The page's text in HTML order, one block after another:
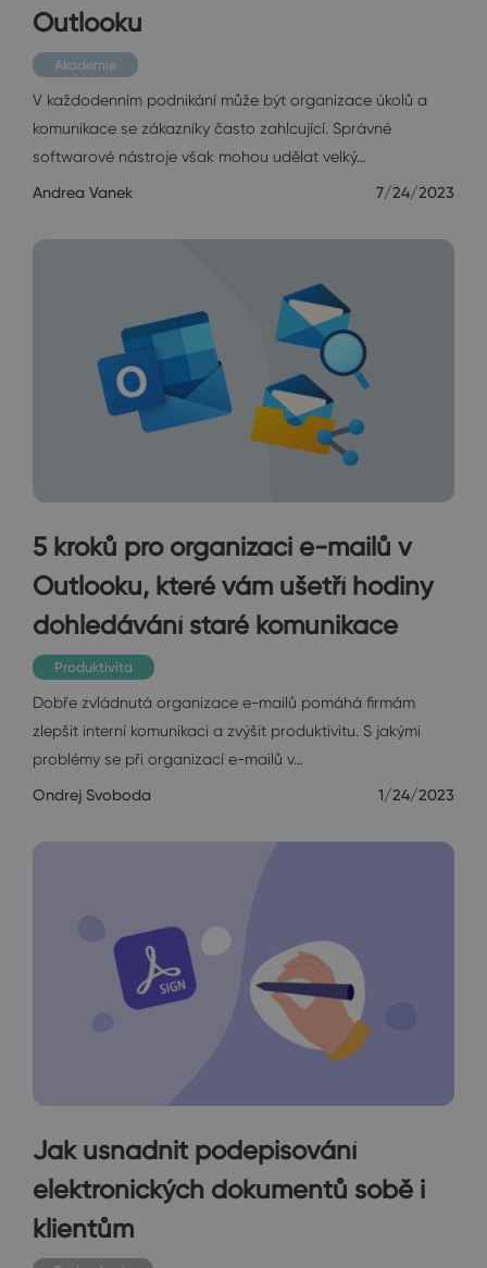
Outlooku
Akademie
V každodenním podnikání může být organizace úkolů a
komunikace se zákazníky často zahlcující. Správné
softwarové nástroje však mohou udělat velký…
Andrea Vanek 7/24/2023
5 kroků pro organizaci e-mailů v
Outlooku, které vám ušetří hodiny
dohledávání staré komunikace
Produktivita
Dobře zvládnutá organizace e-mailů pomáhá firmám
zlepšit interní komunikaci a zvýšit produktivitu. S jakými
problémy se při organizací e-mailů v…
Ondrej Svoboda 1/24/2023
Jak usnadnit podepisování
elektronických dokumentů sobě i
klientům